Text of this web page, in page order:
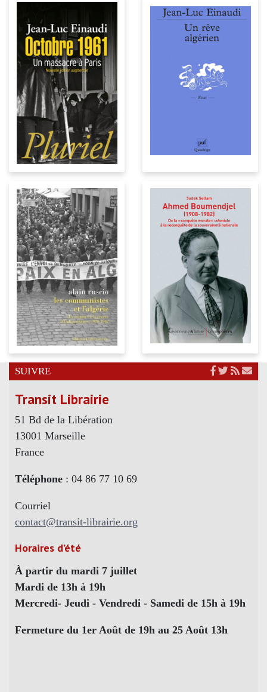
SUIVRE
Transit Librairie
51 Bd de la Libération
13001 Marseille
France
Téléphone : 04 86 77 10 69
Courriel
contact@transit-librairie.org
Horaires d’été
À partir du mardi 7 juillet
Mardi de 13h à 19h
Mercredi- Jeudi - Vendredi - Samedi de 15h à 19h
Fermeture du 1er Août de 19h au 25 Août 13h